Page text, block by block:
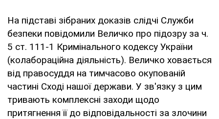
На підставі зібраних доказів слідчі Служби
безпеки повідомили Величко про підозру за ч.
5 ст. 111-1 Кримінального кодексу України
(колабораційна діяльність). Величко ховається
від правосуддя на тимчасово окупованій
частині Сході нашої держави. У зв'язку з цим
тривають комплексні заходи щодо
притягнення її до відповідальності за злочини